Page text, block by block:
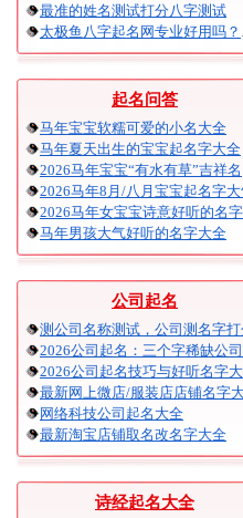
最准的姓名测试打分八字测试
太极
起名问答
马年宝宝软糯可爱的小名大全
马年夏天出生的宝宝起名字大全
2026马年8月/八月宝宝起名字
2026马年女宝宝诗意好听的名字
马年男孩大气好听的名字大全
公司起名
测公司名称测试，公司测名字
2026公司起名技巧与好听名字
最新网上微店/服装店店铺名字
网络科技公司起名大全
最新淘宝店铺取名改名字大全
诗经起名大全